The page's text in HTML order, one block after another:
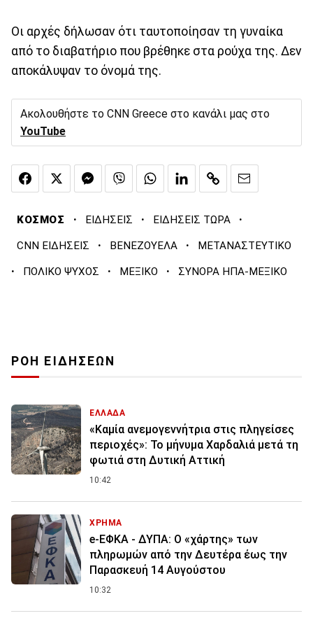
Οι αρχές δήλωσαν ότι ταυτοποίησαν τη γυναίκα
από το διαβατήριο που βρέθηκε στα ρούχα της. Δεν
αποκάλυψαν το όνομά της.
Ακολουθήστε το CNN Greece στο κανάλι μας στο
YouTube
ΚΟΣΜΟΣ · ΕΙΔΗΣΕΙΣ · ΕΙΔΗΣΕΙΣ ΤΩΡΑ ·
CNN ΕΙΔΗΣΕΙΣ · ΒΕΝΕΖΟΥΕΛΑ · ΜΕΤΑΝΑΣΤΕΥΤΙΚΟ
· ΠΟΛΙΚΟ ΨΥΧΟΣ · ΜΕΞΙΚΟ · ΣΥΝΟΡΑ ΗΠΑ-ΜΕΞΙΚΟ
ΡΟΗ ΕΙΔΗΣΕΩΝ
ΕΛΛΑΔΑ
«Καμία ανεμογεννήτρια στις πληγείσες
περιοχές»: Το μήνυμα Χαρδαλιά μετά τη
φωτιά στη Δυτική Αττική
10:42
ΧΡΗΜΑ
e-ΕΦΚΑ - ΔΥΠΑ: Ο «χάρτης» των
πληρωμών από την Δευτέρα έως την
Παρασκευή 14 Αυγούστου
10:32